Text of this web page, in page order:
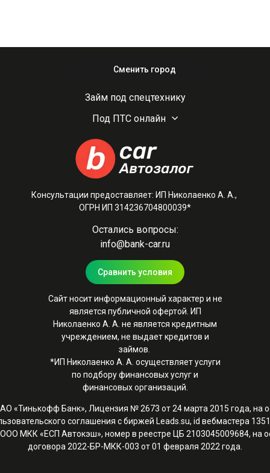
Сменить город
Займ под спецтехнику
Под ПТС онлайн
Консультации предоставляет: ИП Николаенко А. А.,
ОГРН ИП 314236704800039*
Остались вопросы:
info@bank-car.ru
Сравнить условия
Сайт носит информационный характер и не
является публичной офертой. ИП
Николаенко А. А. не является кредитным
учреждением, не выдает кредитов и
займов.
*ИП Николаенко А. А. осуществляет услуги
по подбору финансовых услуг и
финансовых организаций.
«Тинькофф Банк», Лицензия № 2673 от 24 марта 2015 года, на
соглашения с биржей Leads.su, id вебмастера
МКК «ЕСП Автокэш», номер в реестре ЦБ 2103045009684, на
договора 2022-БР-МКК-003 от 01 февраля 2022 года.